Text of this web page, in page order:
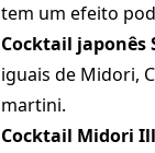
tem um efeito
Cocktail japonês
iguais de Midori,
martini.
Cocktail Midori